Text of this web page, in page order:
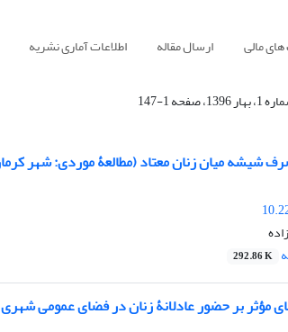
مالی ارسال مقاله اطلاعات آماری نشریه
شیشه میان زنان معتاد (مطالعۀ موردی: شهر
292.86 K
مؤثر‏ بر حضور عادلانۀ زنان در فضای عمومی